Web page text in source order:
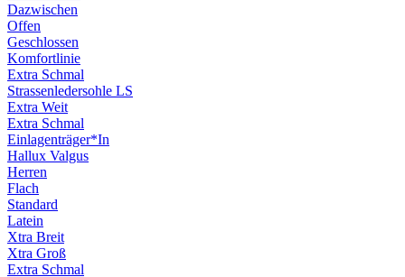
Dazwischen
Offen
Geschlossen
Komfortlinie
Extra Schmal
Strassenledersohle LS
Extra Weit
Extra Schmal
Einlagenträger*In
Hallux Valgus
Herren
Flach
Standard
Latein
Xtra Breit
Xtra Groß
Extra Schmal